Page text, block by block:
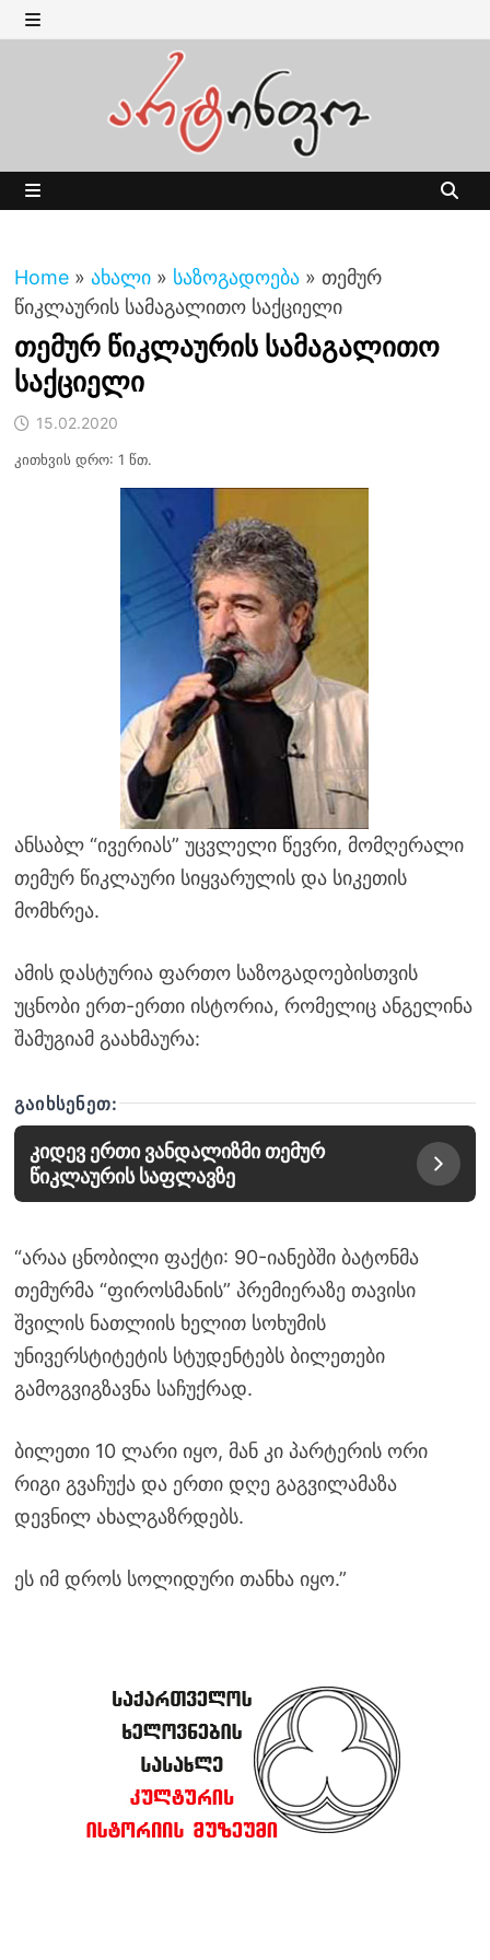
Skip
to MENU
Home » ახალი » საზოგადოება » თემურ
წიკლაურის სამაგალითო საქციელი
თემურ წიკლაურის სამაგალითო
საქციელი
15.02.2020
კითხვის დრო: 1 წთ.
ანსაბლ “ივერიას” უცვლელი წევრი, მომღერალი
თემურ წიკლაური სიყვარულის და სიკეთის
მომხრეა.
ამის დასტურია ფართო საზოგადოებისთვის
უცნობი ერთ-ერთი ისტორია, რომელიც ანგელინა
შამუგიამ გაახმაურა:
ᲒᲐᲘᲮᲡᲔᲜᲔᲗ:
კიდევ ერთი ვანდალიზმი თემურ
წიკლაურის საფლავზე
“არაა ცნობილი ფაქტი: 90-იანებში ბატონმა
თემურმა “ფიროსმანის” პრემიერაზე თავისი
შვილის ნათლიის ხელით სოხუმის
უნივერსტიტეტის სტუდენტებს ბილეთები
გამოგვიგზავნა საჩუქრად.
ბილეთი 10 ლარი იყო, მან კი პარტერის ორი
რიგი გვაჩუქა და ერთი დღე გაგვილამაზა
დევნილ ახალგაზრდებს.
ეს იმ დროს სოლიდური თანხა იყო.”